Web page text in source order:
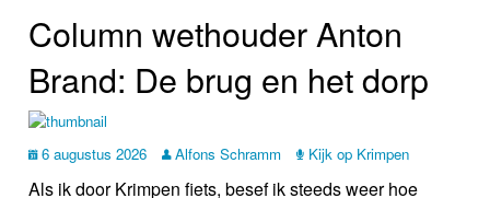
Column wethouder Anton
Brand: De brug en het dorp
6 augustus 2026 Alfons Schramm Kijk op Krimpen
Als ik door Krimpen fiets, besef ik steeds weer hoe